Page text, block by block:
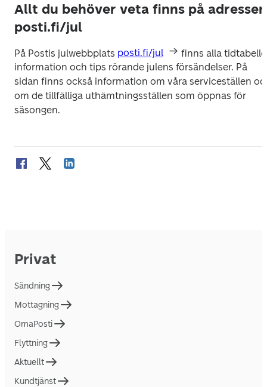
Allt du behöver veta finns på adressen
posti.fi/jul
På Postis julwebbplats posti.fi/jul
finns alla
information och tips rörande julens försändelser. På
sidan finns också information om våra serviceställen
om de tillfälliga uthämtningsställen som öppnas för
säsongen.
Privat
Sändning
Mottagning
OmaPosti
Flyttning
Aktuellt
Kundtjänst